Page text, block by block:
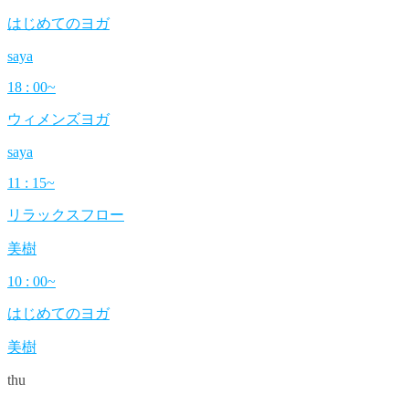
はじめてのヨガ
saya
18 : 00~
ウィメンズヨガ
saya
11 : 15~
リラックスフロー
美樹
10 : 00~
はじめてのヨガ
美樹
thu